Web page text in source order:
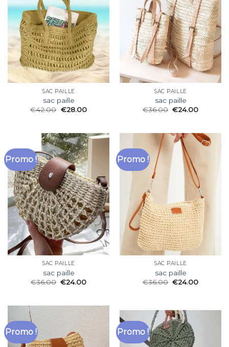
SAC PAILLE
sac paille
€42.00 €28.00
SAC PAILLE
sac paille
€36.00 €24.00
Promo !
SAC PAILLE
sac paille
€36.00 €24.00
Promo !
SAC PAILLE
sac paille
€36.00 €24.00
Promo ! Promo !